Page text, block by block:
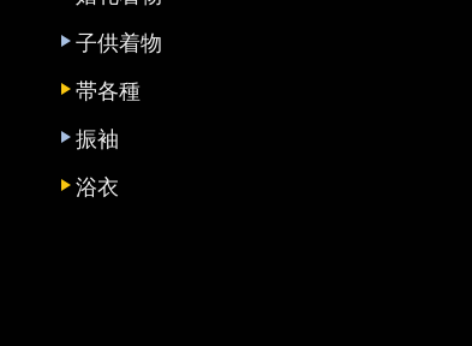
子供着物
帯各種
振袖
浴衣